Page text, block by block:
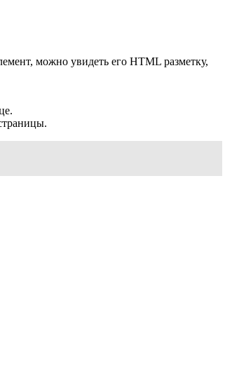
можно увидеть его HTML разметку,